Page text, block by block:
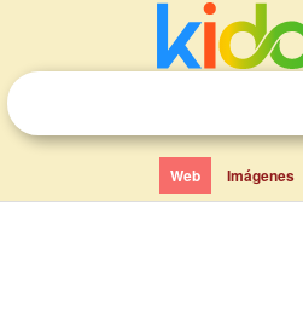
Web Imágenes